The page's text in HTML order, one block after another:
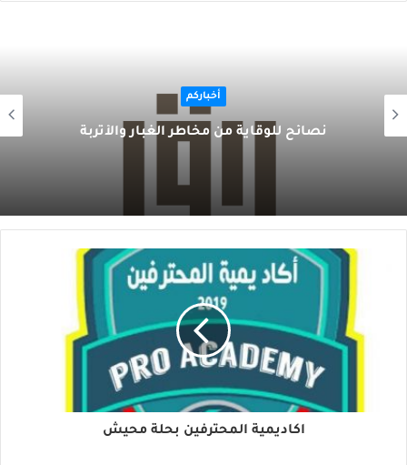
أخباركم
نصائح للوقاية من مخاطر الغبار والأتربة
اكاديمية المحترفين بحلة محيش